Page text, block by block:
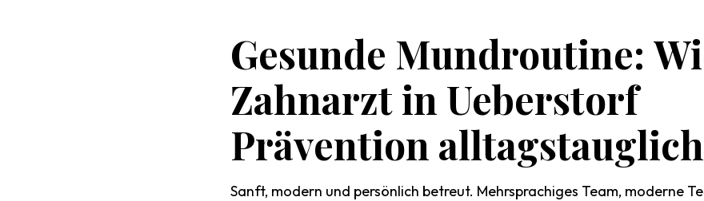
Gesunde Mundroutine:
Zahnarztin Ueberstorf
Prävention alltagstauglich
Sanft, modern und persönlich betreut. Mehrsprachiges Team, moderne